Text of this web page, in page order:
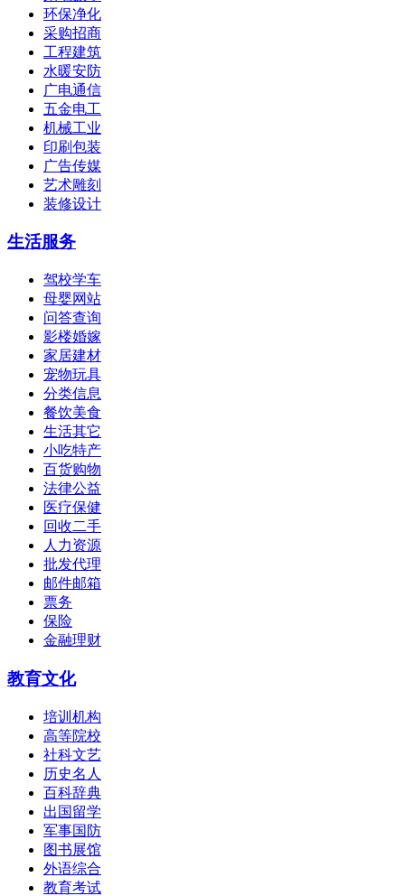
环保净化
采购招商
工程建筑
水暖安防
广电通信
五金电工
机械工业
印刷包装
广告传媒
艺术雕刻
装修设计
生活服务
驾校学车
母婴网站
问答查询
影楼婚嫁
家居建材
宠物玩具
分类信息
餐饮美食
生活其它
小吃特产
百货购物
法律公益
医疗保健
回收二手
人力资源
批发代理
邮件邮箱
票务
保险
金融理财
教育文化
培训机构
高等院校
社科文艺
历史名人
百科辞典
出国留学
军事国防
图书展馆
外语综合
教育考试